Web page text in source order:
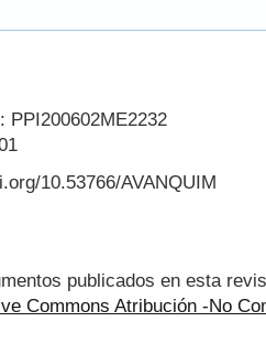
PPI200602ME2232
10.53766/AVANQUIM
publicados en esta
Commons Atribución -No